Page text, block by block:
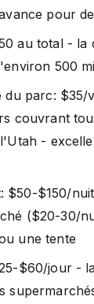
pour
au total - la
500
du parc:
couvrant
-
$50-$150/
($20-30/
une tente
$60/jour -